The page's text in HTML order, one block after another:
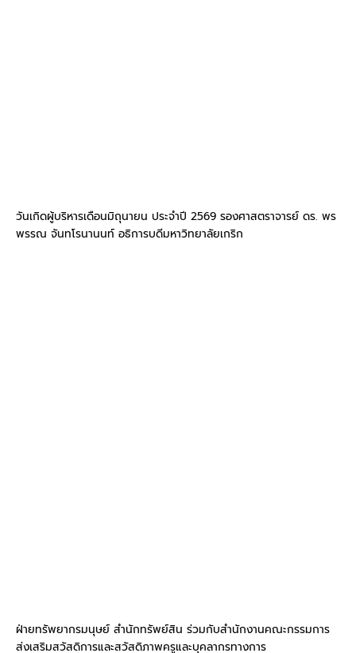
วันเกิดผู้บริหารเดือนมิถุนายน ประจำปี 2569 รองศาสตราจารย์ ดร. พร
พรรณ จันทโรนานนท์ อธิการบดีมหาวิทยาลัยเกริก
ฝ่ายทรัพยากรมนุษย์ สำนักทรัพย์สิน ร่วมกับสำนักงานคณะกรรมการ
ส่งเสริมสวัสดิการและสวัสดิภาพครูและบุคลากรทางการ